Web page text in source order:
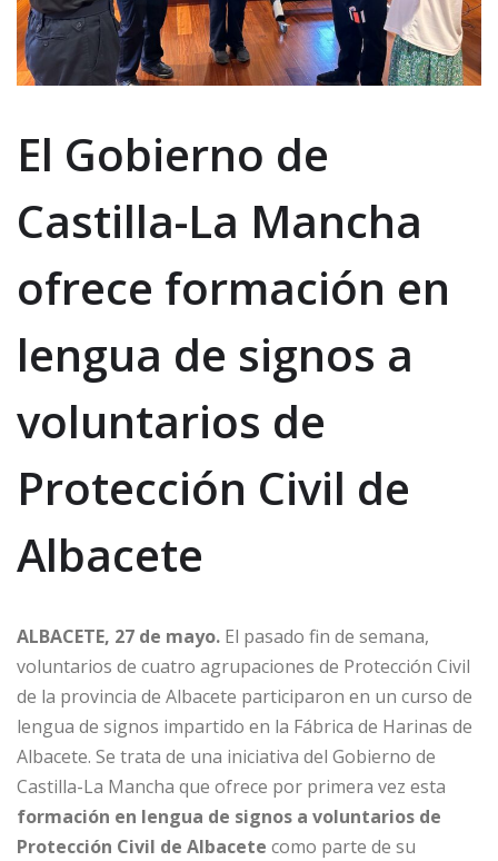
El Gobierno de
Castilla-La Mancha
ofrece formación en
lengua de signos a
voluntarios de
Protección Civil de
Albacete
ALBACETE, 27 de mayo. El pasado fin de semana,
voluntarios de cuatro agrupaciones de Protección Civil
de la provincia de Albacete participaron en un curso de
lengua de signos impartido en la Fábrica de Harinas de
Albacete. Se trata de una iniciativa del Gobierno de
Castilla-La Mancha que ofrece por primera vez esta
formación en lengua de signos a voluntarios de
Protección Civil de Albacete como parte de su